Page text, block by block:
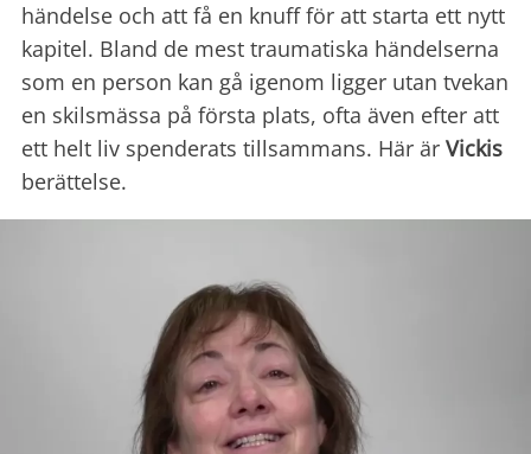
händelse och att få en knuff för att starta ett nytt
kapitel. Bland de mest traumatiska händelserna
som en person kan gå igenom ligger utan tvekan
en skilsmässa på första plats, ofta även efter att
ett helt liv spenderats tillsammans. Här är Vickis
berättelse.